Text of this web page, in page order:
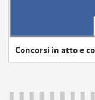
Concorsi in atto e